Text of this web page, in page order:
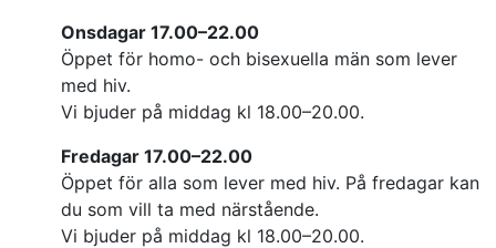
Onsdagar 17.00–22.00
Öppet för homo- och bisexuella män som lever
med hiv.
Vi bjuder på middag kl 18.00–20.00.
Fredagar 17.00–22.00
Öppet för alla som lever med hiv. På fredagar kan
du som vill ta med närstående.
Vi bjuder på middag kl 18.00–20.00.